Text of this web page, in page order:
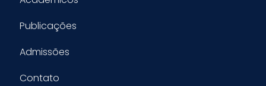
Publicações
Admissões
Contato